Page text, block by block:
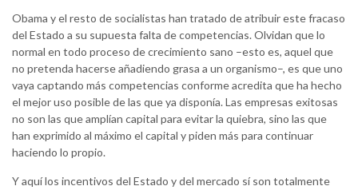
Obama y el resto de socialistas han tratado de atribuir este fracaso
del Estado a su supuesta falta de competencias. Olvidan que lo
normal en todo proceso de crecimiento sano –esto es, aquel que
no pretenda hacerse añadiendo grasa a un organismo–, es que uno
vaya captando más competencias conforme acredita que ha hecho
el mejor uso posible de las que ya disponía. Las empresas exitosas
no son las que amplían capital para evitar la quiebra, sino las que
han exprimido al máximo el capital y piden más para continuar
haciendo lo propio.
Y aquí los incentivos del Estado y del mercado sí son totalmente